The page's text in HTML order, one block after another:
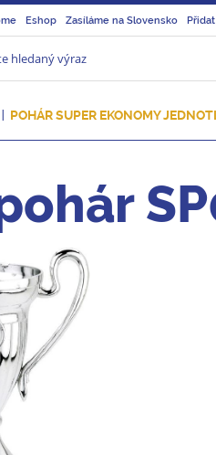
Eshop Zasíláme na Slovensko
POHÁR SUPER EKONOMY